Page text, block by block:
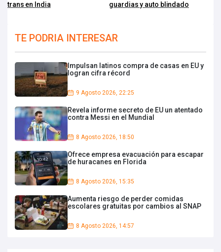
trans en India
guardias y auto blindado
TE PODRIA INTERESAR
Impulsan latinos compra de casas en EU y
logran cifra récord
9 Agosto 2026, 22:25
Revela informe secreto de EU un atentado
contra Messi en el Mundial
8 Agosto 2026, 18:50
Ofrece empresa evacuación para escapar
de huracanes en Florida
8 Agosto 2026, 15:35
Aumenta riesgo de perder comidas
escolares gratuitas por cambios al SNAP
8 Agosto 2026, 14:57